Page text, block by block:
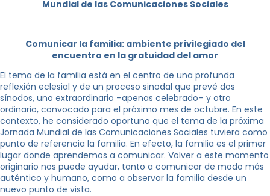
Mundial de las Comunicaciones Sociales
Comunicar la familia: ambiente privilegiado del
encuentro en la gratuidad del amor
El tema de la familia está en el centro de una profunda
reflexión eclesial y de un proceso sinodal que prevé dos
sínodos, uno extraordinario –apenas celebrado– y otro
ordinario, convocado para el próximo mes de octubre. En este
contexto, he considerado oportuno que el tema de la próxima
Jornada Mundial de las Comunicaciones Sociales tuviera como
punto de referencia la familia. En efecto, la familia es el primer
lugar donde aprendemos a comunicar. Volver a este momento
originario nos puede ayudar, tanto a comunicar de modo más
auténtico y humano, como a observar la familia desde un
nuevo punto de vista.